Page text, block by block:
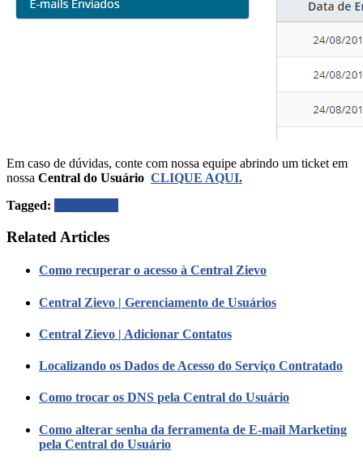
Em caso de dúvidas, conte com nossa equipe abrindo um ticket em
nossa Central do Usuário CLIQUE AQUI.
Tagged:
Related Articles
Como recuperar o acesso à Central Zievo
Central Zievo | Gerenciamento de Usuários
Central Zievo | Adicionar Contatos
Localizando os Dados de Acesso do Serviço Contratado
Como trocar os DNS pela Central do Usuário
Como alterar senha da ferramenta de E-mail Marketing
pela Central do Usuário